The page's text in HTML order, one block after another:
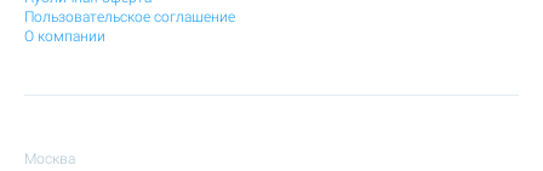
Пользовательское соглашение
О компании
Москва